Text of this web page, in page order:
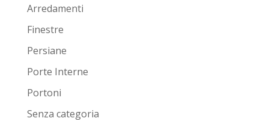
Arredamenti
Finestre
Persiane
Porte Interne
Portoni
Senza categoria